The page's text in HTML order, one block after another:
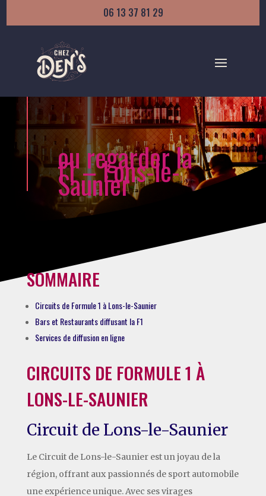
06 13 37 81 29
ou regarder la
f1 – Lons-le-
Saunier
SOMMAIRE
Circuits de Formule 1 à Lons-le-Saunier
Bars et Restaurants diffusant la F1
Services de diffusion en ligne
CIRCUITS DE FORMULE 1 À
LONS-LE-SAUNIER
Circuit de Lons-le-Saunier
Le Circuit de Lons-le-Saunier est un joyau de la
région, offrant aux passionnés de sport automobile
une expérience unique. Avec ses virages